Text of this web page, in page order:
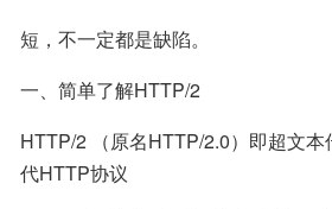
短，不一定都是缺陷。
一、简单了解HTTP/2
HTTP/2 （原名HTTP/2.0）即超文
代HTTP协议